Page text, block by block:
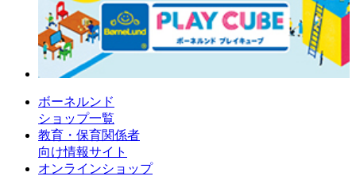
ボーネルンド
ショップ一覧
教育・保育関係者
向け情報サイト
オンラインショップ